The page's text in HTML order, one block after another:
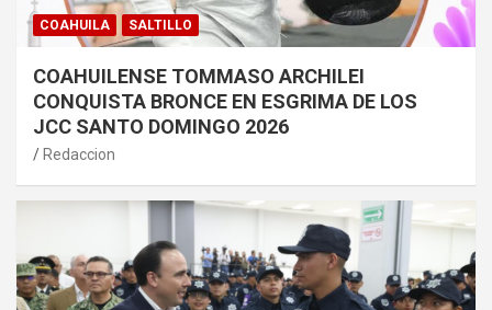
COAHUILA SALTILLO
COAHUILENSE TOMMASO ARCHILEI
CONQUISTA BRONCE EN ESGRIMA DE LOS
JCC SANTO DOMINGO 2026
Redaccion